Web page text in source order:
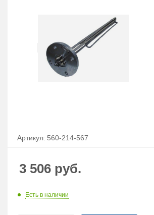
Артикул: 560-214-567
3 506 руб.
Есть в наличии